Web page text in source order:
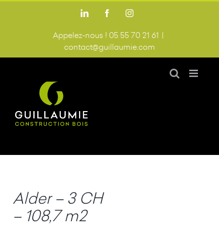
LinkedIn FacebookInstagram
Appelez-nous ! 05 55 70 21 61 |
contact@guillaumie.com
Alder – 3 CH
– 108,7 m2